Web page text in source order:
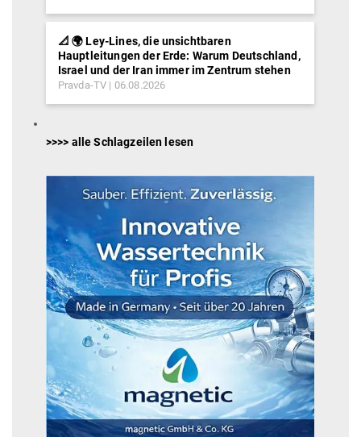
📐 🌍 Ley-Lines, die unsichtbaren
Hauptleitungen der Erde: Warum Deutschland,
Israel und der Iran immer im Zentrum stehen
Pravda-TV 06.08.2026
>>>> alle Schlagzeilen lesen